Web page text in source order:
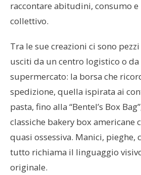
Out Of The Box
raccontare abitudini, consumo
collettivo.
Tra le sue creazioni ci sono
usciti da un centro logistico o
supermercato: la borsa che
spedizione, quella ispirata ai
pasta, fino alla “Bentel’s Box
classiche bakery box americane
quasi ossessiva. Manici, pieghe,
tutto richiama il linguaggio
originale.